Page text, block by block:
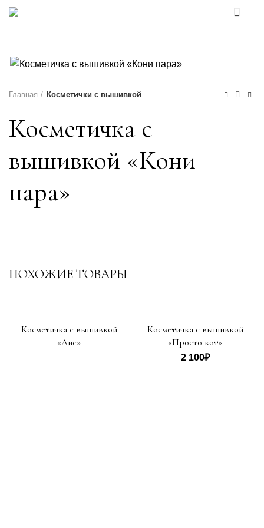
Главная Косметички с вышивкой
Косметичка с
вышивкой «Кони
пара»
ПОХОЖИЕ ТОВАРЫ
Косметичка с вышивкой
«Лис»
Косметичка с вышивкой
«Просто кот»
2 100₽